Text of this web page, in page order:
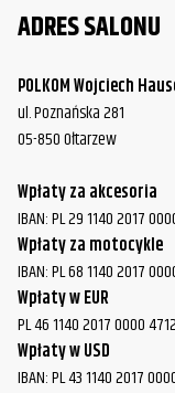
ADRES SALONU
POLKOM Wojciech
ul. Poznańska 281
05-850 Ołtarzew
Wpłaty za akcesoria
IBAN: PL 29 1140 2017
Wpłaty za motocykle
IBAN: PL 68 1140 2017
Wpłaty w EUR
PL 46 1140 2017 0000
Wpłaty w USD
IBAN: PL 43 1140 2017